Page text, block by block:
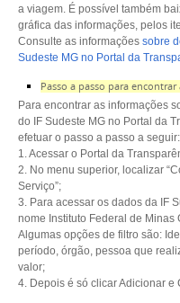
a viagem. É possível também
gráfica das informações, pelos
Consulte as informações sobre
Sudeste MG no Portal da
Passo a passo para
Para encontrar as informações
do IF Sudeste MG no Portal da
efetuar o passo a passo a seguir:
1. Acessar o Portal da
2. No menu superior, localizar
Serviço”;
3. Para acessar os dados da IF
nome Instituto Federal de Minas
Algumas opções de filtro são:
período, órgão, pessoa que
valor;
4. Depois é só clicar Adicionar e